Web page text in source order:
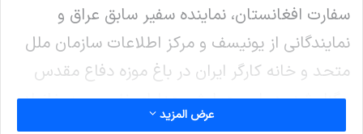
سفارت افغانستان، نماینده سفیر سابق عراق و
نمایندگانی از یونیسف و مرکز اطلاعات سازمان ملل
متحد و خانه کارگر ایران در باغ موزه دفاع مقدس
برگزار شد. در این همایش هدایای نفیسی به خانواده
ها و مهمانان همایش به رسم یادبود اهداء گردید.
عرض المزيد